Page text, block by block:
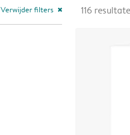
Verwijder filters close 116